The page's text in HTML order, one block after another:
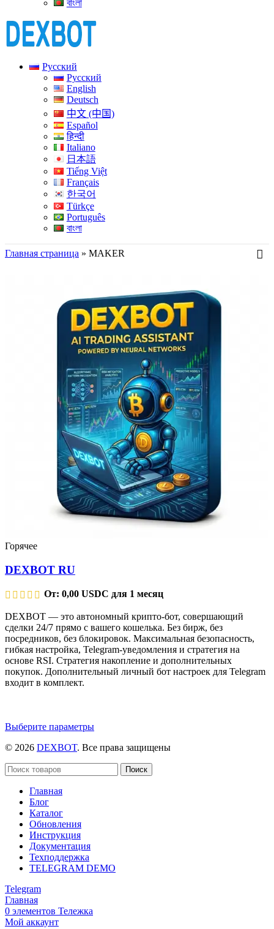
বাংলা
Русский
Русский
English
Deutsch
中文 (中国)
Español
हिन्दी
Italiano
日本語
Tiếng Việt
Français
한국어
Türkçe
Português
বাংলা
Главная страница » MAKER
Горячее
DEXBOT RU
От: 0,00 USDC для 1 месяц
DEXBOT — это автономный крипто-бот, совершающий
сделки 24/7 прямо с вашего кошелька. Без бирж, без
посредников, без блокировок. Максимальная безопасность,
гибкая настройка, Telegram-уведомления и стратегия на
основе RSI. Стратегия накопление и дополнительных
покупок. Дополнительный личный бот настроек для Telegram
входит в комплект.
Выберите параметрыЭтот
имеет
вариаций.
© 2026 DEXBOT. Все права защищены
Поиск
Главная
Блог
Каталог
Обновления
Инструкция
Документация
Техподдержка
TELEGRAM DEMO
Telegram
Главная
0 элементов Тележка
Мой аккаунт